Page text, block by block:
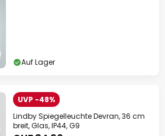
Auf Lager
UVP -48%
Lindby Spiegelleuchte Devran, 36 cm
breit, Glas, IP44, G9